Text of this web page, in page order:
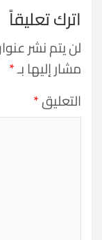
اترك تعليقاً
لن يتم نشر
مشار إليها بـ*
التعليق*